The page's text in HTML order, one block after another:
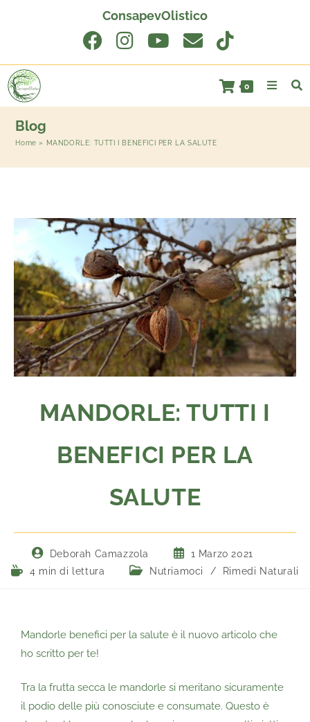
ConsapevOlistico
0
Blog
Home » MANDORLE: TUTTI I BENEFICI PER LA SALUTE
MANDORLE: TUTTI I
BENEFICI PER LA
SALUTE
Deborah Camazzola
1 Marzo 2021
4 min di lettura
Nutriamoci / Rimedi Naturali
Mandorle benefici per la salute è il nuovo articolo che
ho scritto per te!
Tra la frutta secca le mandorle si meritano sicuramente
il podio delle più conosciute e consumate. Questo è